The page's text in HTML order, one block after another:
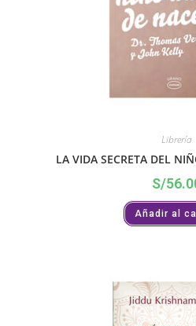
Librería
LA VIDA SECRETA DEL
S/
Añadir al